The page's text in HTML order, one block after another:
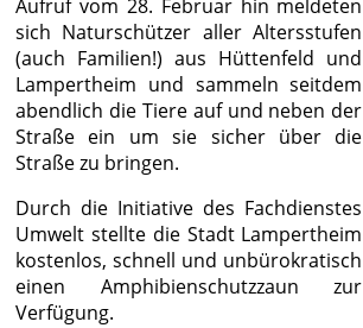
Aufruf vom 28. Februar hin meldeten
sich Naturschützer aller Altersstufen
(auch Familien!) aus Hüttenfeld und
Lampertheim und sammeln seitdem
abendlich die Tiere auf und neben der
Straße ein um sie sicher über die
Straße zu bringen.
Durch die Initiative des Fachdienstes
Umwelt stellte die Stadt Lampertheim
kostenlos, schnell und unbürokratisch
einen Amphibienschutzzaun zur
Verfügung.